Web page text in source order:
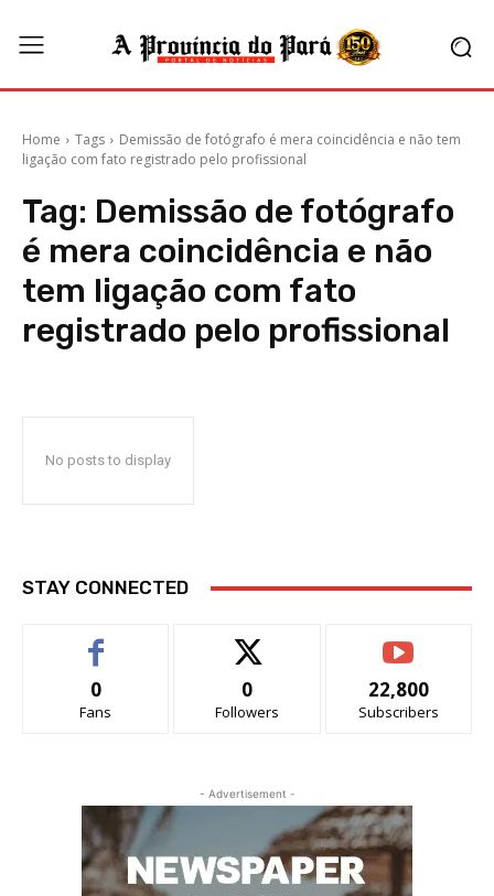
Home Tags
Demissão de fotógrafo é mera coincidência e não tem
ligação com fato registrado pelo profissional
Tag: Demissão de fotógrafo
é mera coincidência e não
tem ligação com fato
registrado pelo profissional
No posts to display
STAY CONNECTED
0
Fans
0
Followers
22,800
Subscribers
- Advertisement -